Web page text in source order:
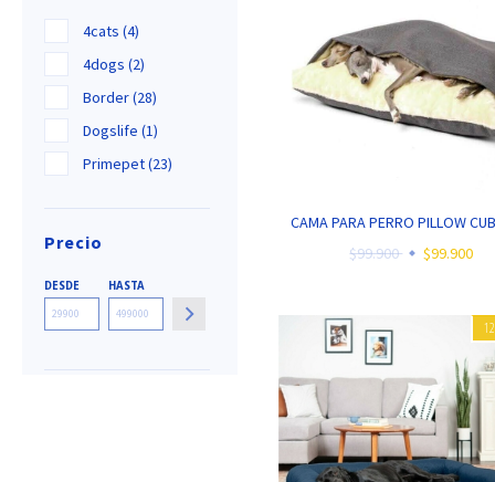
4cats (4)
4dogs (2)
Border (28)
Dogslife (1)
Primepet (23)
Precio
DESDE HASTA
CAMA PARA PERRO PILLOW
$99.900
$99.900
12